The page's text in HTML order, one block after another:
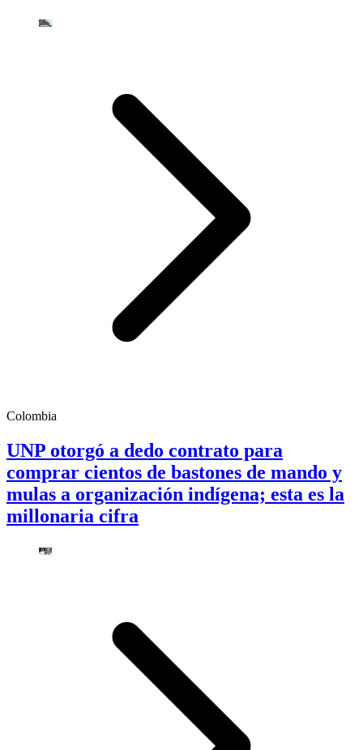
Colombia
UNP otorgó a dedo contrato para
comprar cientos de bastones de mando y
mulas a organización indígena; esta es la
millonaria cifra